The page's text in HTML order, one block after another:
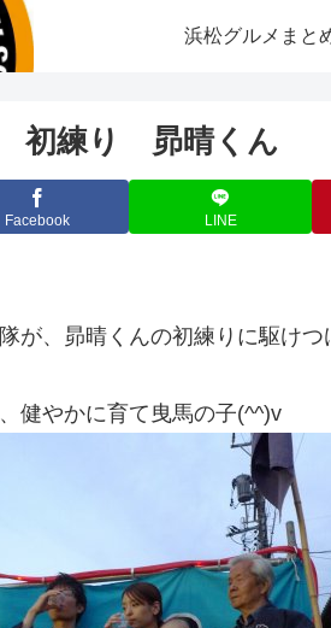
浜松グルメまと
初練り 昴晴くん
Facebook LINE
が、昴晴くんの初練りに駆けつ
健やかに育て曳馬の子(^^)v